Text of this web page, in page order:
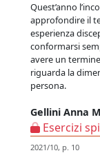
Quest’anno
approfondire il
esperienza
conformarsi
avere un
riguarda la
persona.
Gellini Anna
Esercizi
2021/10, p. 10